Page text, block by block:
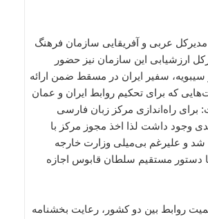
مدیرکل عربی و آفریقایی سازمان فرهنگ
ارزشیابی این سازمان نیز حضور
سیبویه، سفیر ایران در مسقط ضمن ارائه
که برای تحکیم روابط ایران و عمان
راه‌اندازی مرکز زبان فارسی
وجود داشت لذا اخذ مجوز مرکز با
شد و علیرغم بی­‌میلی وزارت خارجه
دستور مستقیم سلطان قابوس اجازه
روابط بین دو کشور، رعایت بخشنامه